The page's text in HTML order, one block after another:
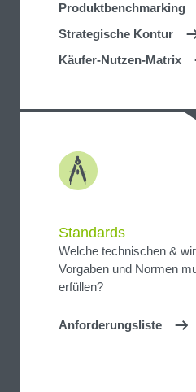
Produktbenchmarking
Strategische Kontur
Käufer-Nutzen-Matrix
Standards
Welche technischen &
Vorgaben und Normen
erfüllen?
Anforderungsliste